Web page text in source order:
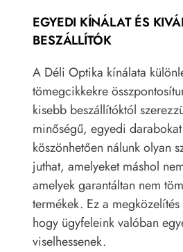
EGYEDI KÍNÁLAT ÉS
BESZÁLLÍTÓK
A Déli Optika kínálata
tömegcikkekre
kisebb beszállítóktól
minőségű, egyedi
köszönhetően nálunk olyan
juthat, amelyeket máshol
amelyek garantáltan nem
termékek. Ez a
hogy ügyfeleink valóban
viselhessenek.